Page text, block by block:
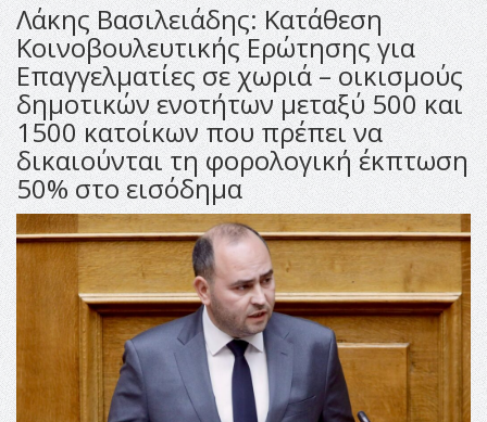
Λάκης Βασιλειάδης: Κατάθεση
Κοινοβουλευτικής Ερώτησης για
Επαγγελματίες σε χωριά – οικισμούς
δημοτικών ενοτήτων μεταξύ 500 και
1500 κατοίκων που πρέπει να
δικαιούνται τη φορολογική έκπτωση
50% στο εισόδημα